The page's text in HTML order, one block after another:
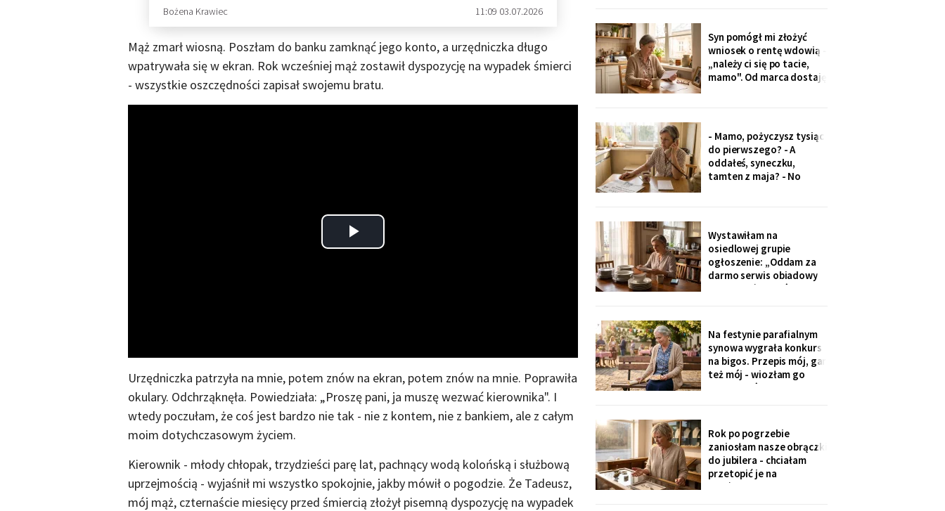
Bożena Krawiec 11:09 03.07.2026
Mąż zmarł wiosną. Poszłam do banku zamknąć jego konto, a urzędniczka długo
wpatrywała się w ekran. Rok wcześniej mąż zostawił dyspozycję na wypadek śmierci
- wszystkie oszczędności zapisał swojemu bratu.
Play
Urzędniczka patrzyła na mnie, potem znów na ekran, potem znów na mnie. Poprawiła
okulary. Odchrząknęła. Powiedziała: „Proszę pani, ja muszę wezwać kierownika". I
wtedy poczułam, że coś jest bardzo nie tak - nie z kontem, nie z bankiem, ale z całym
moim dotychczasowym życiem.
Kierownik - młody chłopak, trzydzieści parę lat, pachnący wodą kolońską i służbową
uprzejmością - wyjaśnił mi wszystko spokojnie, jakby mówił o pogodzie. Że Tadeusz,
mój mąż, czternaście miesięcy przed śmiercią złożył pisemną dyspozycję na wypadek
ołówkiem: «od
stycznia?».
Syn pomógł mi złożyć
wniosek o rentę wdowią -
„należy ci się po tacie,
mamo". Od marca dostaję
to tatowe pieniądze, a
tata by chciał pomagać
nam, nie tobie".
- Mamo, pożyczysz tysiąc
do pierwszego? - A
oddałeś, syneczku,
tamten z maja? - No
później zadzwoniła
synowa. Zaczęła od tego,
że „babcia podobno robi
problemy".
Wystawiłam na
osiedlowej grupie
ogłoszenie: „Oddam za
darmo serwis obiadowy
na dwanaście osób,
kogo nakrywać". W dwie
godziny napisało
czterdzieści obcych osób.
Z rodziny - nikt, choć
wszyscy tam siedzą.
Na festynie parafialnym
synowa wygrała konkurs
na bigos. Przepis mój, gar
też mój - wiozłam go
rano taksówką, żeby się
mikrofonu: „to stary
przepis z mojej rodziny".
Klaskałam razem ze
wszystkimi.
Rok po pogrzebie
zaniosłam nasze obrączki
do jubilera - chciałam
przetopić je na
pierścionek dla wnuczki.